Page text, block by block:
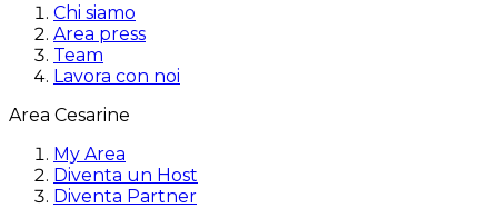
Chi siamo
Area press
Team
Lavora con noi
Area Cesarine
My Area
Diventa un Host
Diventa Partner